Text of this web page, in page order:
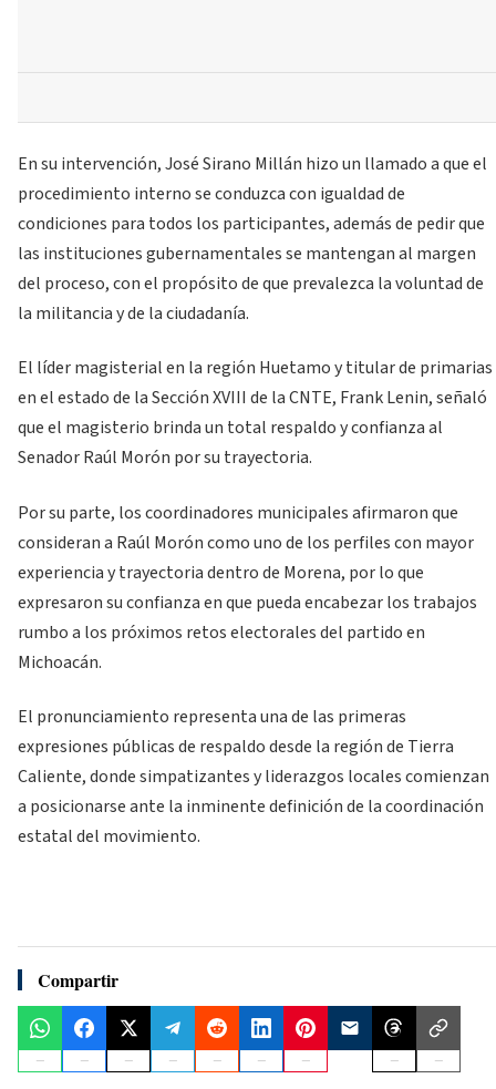
En su intervención, José Sirano Millán hizo un llamado a que el
procedimiento interno se conduzca con igualdad de
condiciones para todos los participantes, además de pedir que
las instituciones gubernamentales se mantengan al margen
del proceso, con el propósito de que prevalezca la voluntad de
la militancia y de la ciudadanía.
El líder magisterial en la región Huetamo y titular de primarias
en el estado de la Sección XVIII de la CNTE, Frank Lenin, señaló
que el magisterio brinda un total respaldo y confianza al
Senador Raúl Morón por su trayectoria.
Por su parte, los coordinadores municipales afirmaron que
consideran a Raúl Morón como uno de los perfiles con mayor
experiencia y trayectoria dentro de Morena, por lo que
expresaron su confianza en que pueda encabezar los trabajos
rumbo a los próximos retos electorales del partido en
Michoacán.
El pronunciamiento representa una de las primeras
expresiones públicas de respaldo desde la región de Tierra
Caliente, donde simpatizantes y liderazgos locales comienzan
a posicionarse ante la inminente definición de la coordinación
estatal del movimiento.
Compartir